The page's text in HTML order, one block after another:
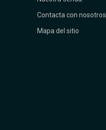
Contacta con nosotros
Mapa del sitio